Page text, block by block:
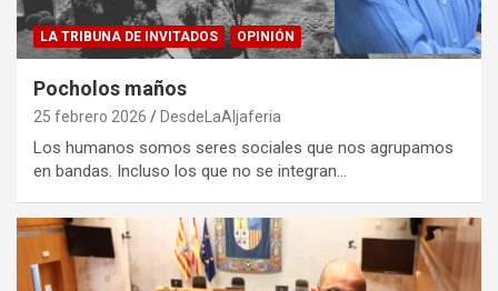
LA TRIBUNA DE INVITADOS OPINIÓN
Pocholos maños
25 febrero 2026 DesdeLaAljaferia
Los humanos somos seres sociales que nos agrupamos
en bandas. Incluso los que no se integran…